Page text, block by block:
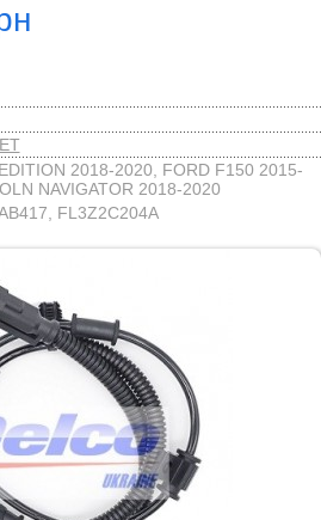
2018-2020, FORD F150 2015-
NAVIGATOR 2018-2020
FL3Z2C204A